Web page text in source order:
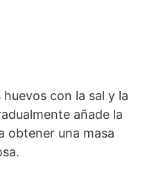
con la sal y la
añade la
obtener una masa